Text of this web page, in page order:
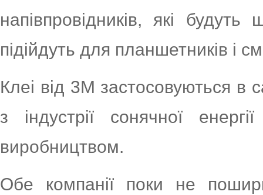
напівпровідників, які
підійдуть для планшетників і
Клеі від 3M застосовуються в
з індустрії сонячної
виробництвом.
Обе компанії поки не